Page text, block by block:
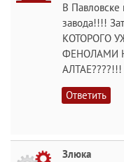
В Павловске
завода!!!!
КОТОРОГО
ФЕНОЛАМИ
АЛТАЕ????!!!
Ответить
Злюка